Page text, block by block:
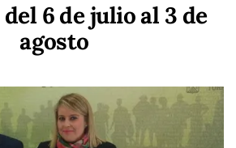
6 de julio al 3 de
agosto